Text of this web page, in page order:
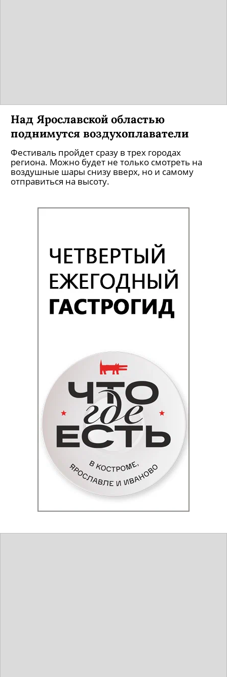
Над Ярославской областью
поднимутся воздухоплаватели
Фестиваль пройдет сразу в трех городах
региона. Можно будет не только смотреть на
воздушные шары снизу вверх, но и самому
отправиться на высоту.